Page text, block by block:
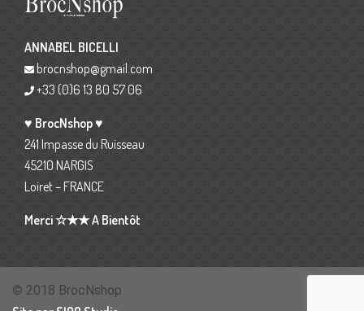
ANNABEL BICELLI
brocnshop@gmail.com
+33 (0)6 13 80 57 06
♥ BrocNshop ♥
241 Impasse du Ruisseau
45210 NARGIS
Loiret – FRANCE
Merci ☆★★ A Bientôt
© 2018 BrocNshop